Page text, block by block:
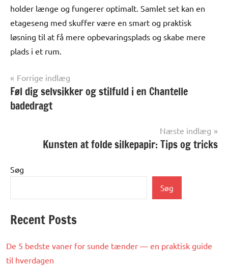
holder længe og fungerer optimalt. Samlet set kan en
etageseng med skuffer være en smart og praktisk
løsning til at få mere opbevaringsplads og skabe mere
plads i et rum.
Alle
anmeldelser
og artikler
Indlægsnavigation
Forrige indlæg
Føl dig selvsikker og stilfuld i en Chantelle
badedragt
Næste indlæg
Kunsten at folde silkepapir: Tips og tricks
Søg
Søg
Recent Posts
De 5 bedste vaner for sunde tænder — en praktisk guide
til hverdagen